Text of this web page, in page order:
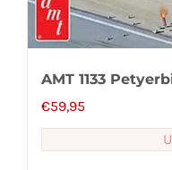
AMT 1133
€59,95